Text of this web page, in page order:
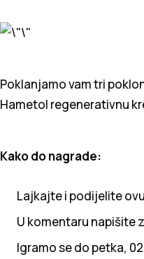
Poklanjamo vam tri
Hametol regenerativnu
Kako do nagrade:
Lajkajte i podijelite
U komentaru napišite
Igramo se do petka,